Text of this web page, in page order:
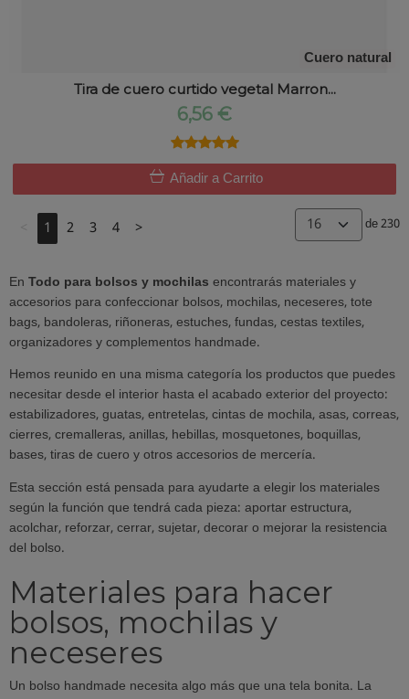
Cuero natural
Tira de cuero curtido vegetal Marron...
6,56 €
★★★★★
★★★★★
Añadir a Carrito
1 2 3 4 > de 230
En Todo para bolsos y mochilas encontrarás materiales y
accesorios para confeccionar bolsos, mochilas, neceseres, tote
bags, bandoleras, riñoneras, estuches, fundas, cestas textiles,
organizadores y complementos handmade.
Hemos reunido en una misma categoría los productos que puedes
necesitar desde el interior hasta el acabado exterior del proyecto:
estabilizadores, guatas, entretelas, cintas de mochila, asas, correas,
cierres, cremalleras, anillas, hebillas, mosquetones, boquillas,
bases, tiras de cuero y otros accesorios de mercería.
Esta sección está pensada para ayudarte a elegir los materiales
según la función que tendrá cada pieza: aportar estructura,
acolchar, reforzar, cerrar, sujetar, decorar o mejorar la resistencia
del bolso.
Materiales para hacer
bolsos, mochilas y
neceseres
Un bolso handmade necesita algo más que una tela bonita. La